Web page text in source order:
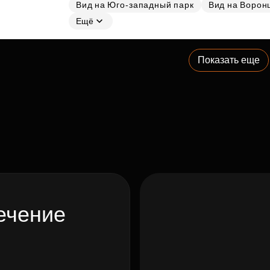
Вид на Юго-западный парк
Вид на
Ещё
Показать еще